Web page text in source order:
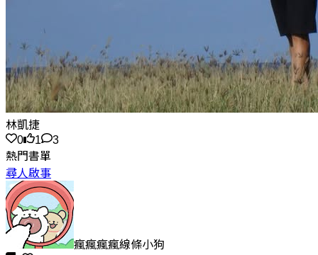
林凱捷
0
1
3
熱門書單
尋人啟事
瘋瘋瘋瘋線條小狗